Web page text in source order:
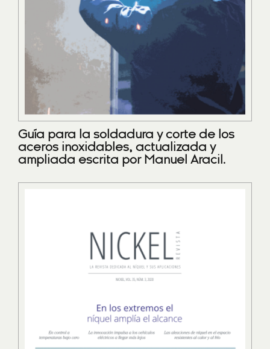
Guía para la soldadura y corte de los
aceros inoxidables, actualizada y
ampliada escrita por Manuel Aracil.